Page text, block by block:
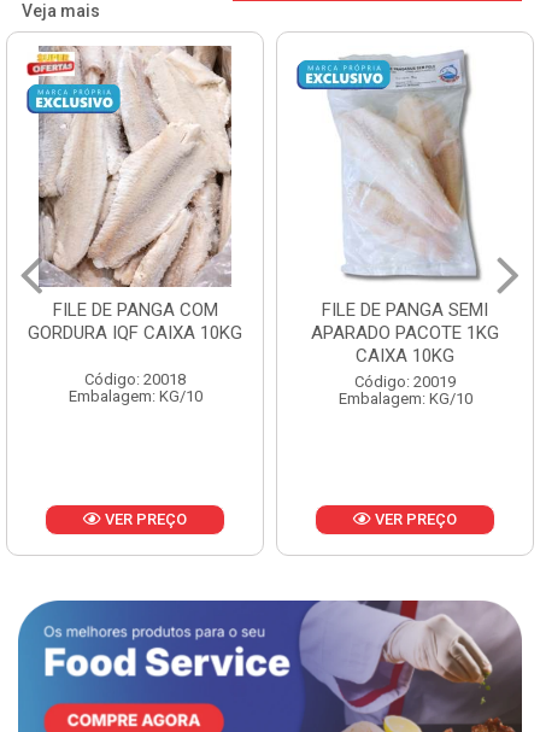
Veja mais
FILE DE PANGA SEMI
APARADO PACOTE 1KG
Código: 20019
Embalagem: KG/10
VER PREÇO
POLACA DESFIADA
PESCAMARES PCT5KG
CX10KG
Código: 20161
Embalagem: KG/10
VER PREÇO